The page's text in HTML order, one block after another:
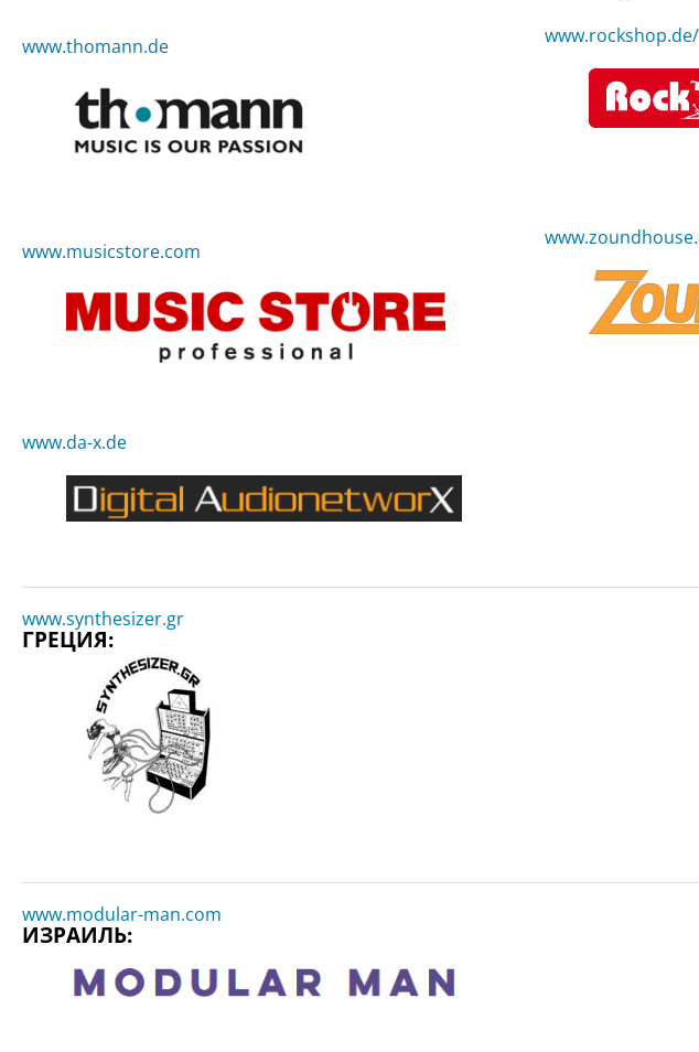
www.thomann.de
www.musicstore.com
www.da-x.de
www.rockshop.de/
ГРЕЦИЯ:
www.synthesizer.gr
ИЗРАИЛЬ:
www.modular-man.com